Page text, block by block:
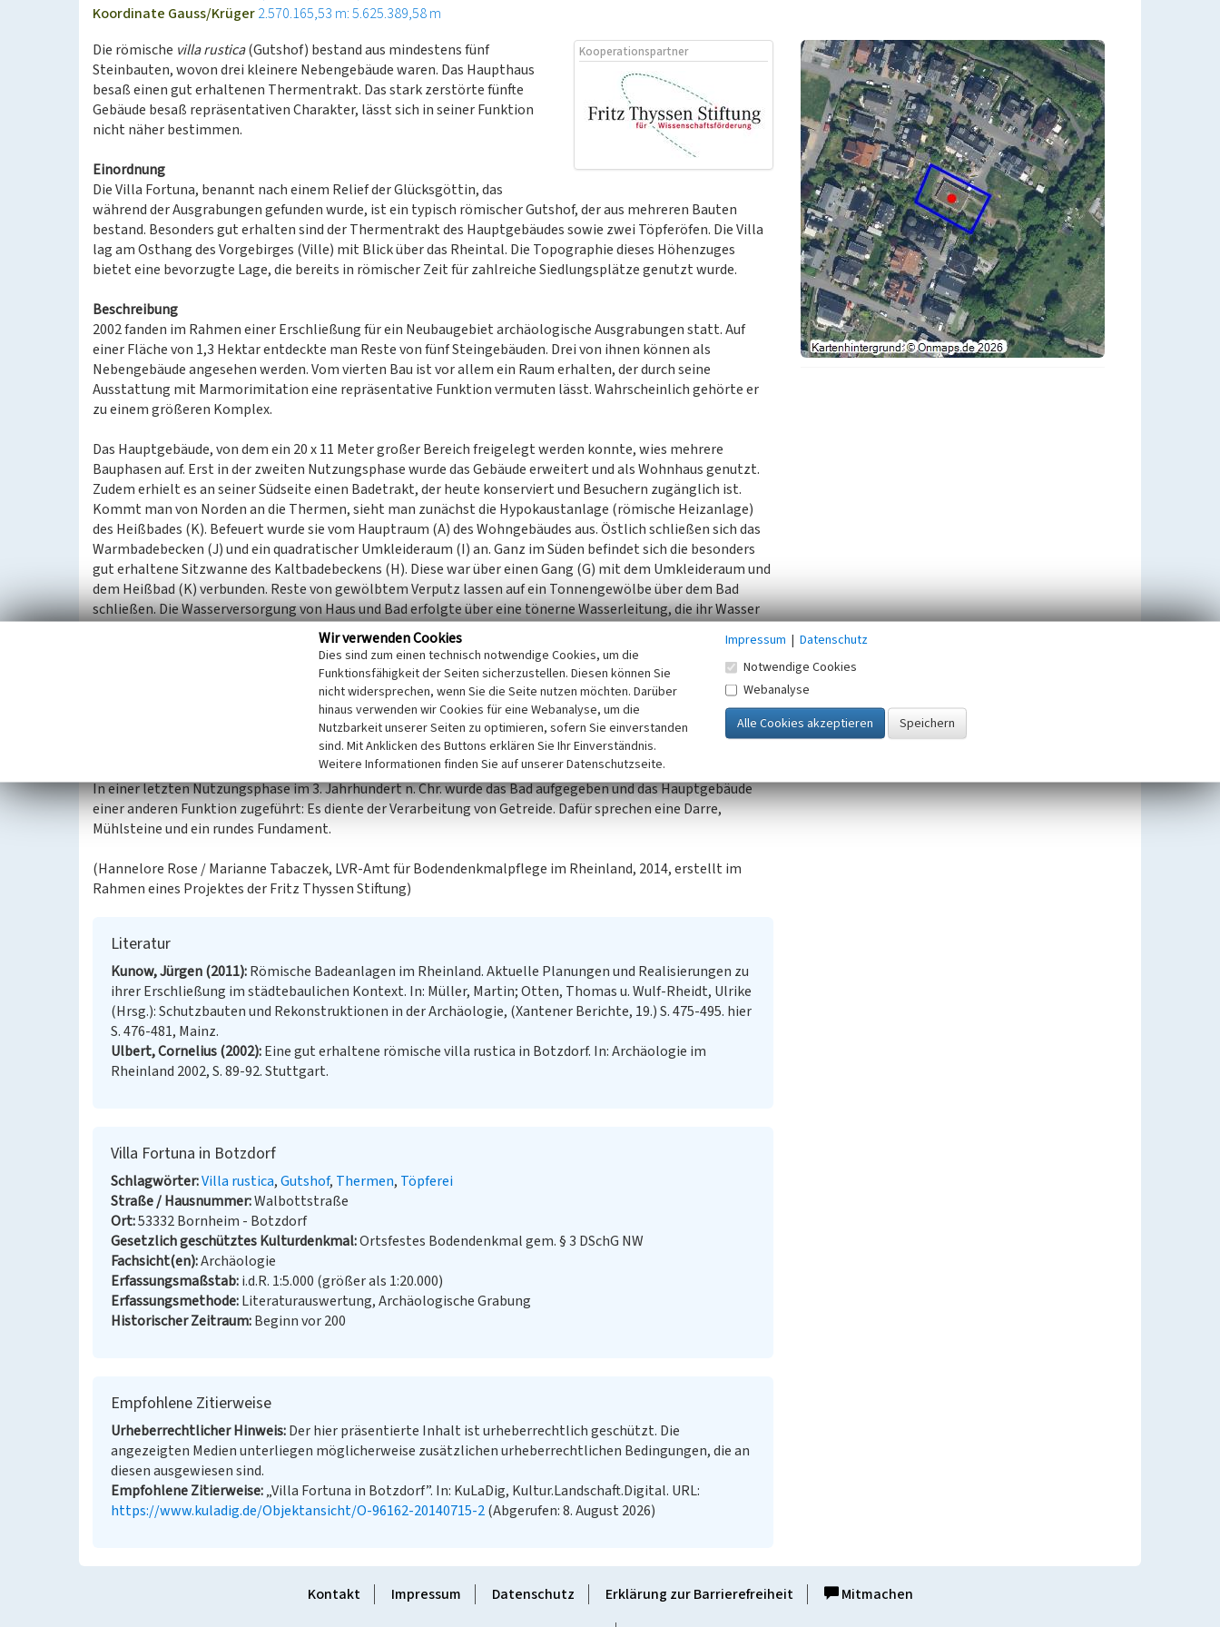
Koordinate Gauss/Krüger2.570.165,53 m: 5.625.389,58 m
Kooperationspartner
Die römische villa rustica(Gutshof) bestand aus mindestens fünf
Steinbauten, wovon drei kleinere Nebengebäude waren. Das Haupthaus
besaß einen gut erhaltenen Thermentrakt. Das stark zerstörte fünfte
Gebäude besaß repräsentativen Charakter, lässt sich in seiner Funktion
nicht näher bestimmen.
Einordnung
Die Villa Fortuna, benannt nach einem Relief der Glücksgöttin, das
während der Ausgrabungen gefunden wurde, ist ein typisch römischer Gutshof, der aus mehreren Bauten
bestand. Besonders gut erhalten sind der Thermentrakt des Hauptgebäudes sowie zwei Töpferöfen. Die Villa
lag am Osthang des Vorgebirges (Ville) mit Blick über das Rheintal. Die Topographie dieses Höhenzuges
bietet eine bevorzugte Lage, die bereits in römischer Zeit für zahlreiche Siedlungsplätze genutzt wurde.
Beschreibung
2002 fanden im Rahmen einer Erschließung für ein Neubaugebiet archäologische Ausgrabungen statt. Auf
einer Fläche von 1,3 Hektar entdeckte man Reste von fünf Steingebäuden. Drei von ihnen können als
Nebengebäude angesehen werden. Vom vierten Bau ist vor allem ein Raum erhalten, der durch seine
Ausstattung mit Marmorimitation eine repräsentative Funktion vermuten lässt. Wahrscheinlich gehörte er
zu einem größeren Komplex.
Das Hauptgebäude, von dem ein 20 x 11 Meter großer Bereich freigelegt werden konnte, wies mehrere
Bauphasen auf. Erst in der zweiten Nutzungsphase wurde das Gebäude erweitert und als Wohnhaus genutzt.
Zudem erhielt es an seiner Südseite einen Badetrakt, der heute konserviert und Besuchern zugänglich ist.
Kommt man von Norden an die Thermen, sieht man zunächst die Hypokaustanlage (römische Heizanlage)
des Heißbades (K). Befeuert wurde sie vom Hauptraum (A) des Wohngebäudes aus. Östlich schließen sich das
Warmbadebecken (J) und ein quadratischer Umkleideraum (I) an. Ganz im Süden befindet sich die besonders
gut erhaltene Sitzwanne des Kaltbadebeckens (H). Diese war über einen Gang (G) mit dem Umkleideraum und
dem Heißbad (K) verbunden. Reste von gewölbtem Verputz lassen auf ein Tonnengewölbe über dem Bad
schließen. Die Wasserversorgung von Haus und Bad erfolgte über eine tönerne Wasserleitung, die ihr Wasser
von oberhalb am Hang gelegenen Quellen bezog.
In einem kleinen Raum (C) des Wohngebäudes befand sich ein Regal mit Geschirr, das bei einem Brand
umstürzte. Sein Inhalt, darunter Schüsseln, Teller, Becher, Schalen, eine Reibschale, Töpfe, Vorratsgefäße,
Steinmörser und Eisenmeißel, konnte vollständig geborgen werden. Ein 40 Zentimeter hohes Sandsteinrelief,
das den Oberkörper der Glücksgöttin Fortuna mit Füllhorn zeigt, wurde ebenfalls in dem Versturz gefunden.
Die Keramik lässt sich in die Zeit zwischen 190 und 200 n. Chr. einordnen und bietet somit einen Anhaltspunkt
für die Datierung dieser Nutzungsphase.
In einer letzten Nutzungsphase im 3. Jahrhundert n. Chr. wurde das Bad aufgegeben und das Hauptgebäude
einer anderen Funktion zugeführt: Es diente der Verarbeitung von Getreide. Dafür sprechen eine Darre,
Mühlsteine und ein rundes Fundament.
(Hannelore Rose / Marianne Tabaczek, LVR-Amt für Bodendenkmalpflege im Rheinland, 2014, erstellt im
Rahmen eines Projektes der Fritz Thyssen Stiftung)
Literatur
Kunow, Jürgen (2011) Römische Badeanlagen im Rheinland. Aktuelle Planungen und Realisierungen zu
ihrer Erschließung im städtebaulichen Kontext. In: Müller, Martin; Otten, Thomas u. Wulf-Rheidt, Ulrike
(Hrsg.): Schutzbauten und Rekonstruktionen in der Archäologie, (Xantener Berichte, 19.) S. 475-495. hier
S. 476-481, Mainz.
Ulbert, Cornelius (2002) Eine gut erhaltene römische villa rustica in Botzdorf. In: Archäologie im
Rheinland 2002, S. 89-92. Stuttgart.
Villa Fortuna in Botzdorf
Schlagwörter Villa rustica Gutshof Thermen Töpferei
Straße / Hausnummer Walbottstraße
Ort 53332 Bornheim - Botzdorf
Gesetzlich geschütztes Kulturdenkmal Ortsfestes Bodendenkmal gem. § 3 DSchG NW
Fachsicht(en) Archäologie
Erfassungsmaßstab i.d.R. 1:5.000 (größer als 1:20.000)
Erfassungsmethode Literaturauswertung, Archäologische Grabung
Historischer Zeitraum Beginn vor 200
Empfohlene Zitierweise
Urheberrechtlicher Hinweis Der hier präsentierte Inhalt ist urheberrechtlich geschützt. Die
angezeigten Medien unterliegen möglicherweise zusätzlichen urheberrechtlichen Bedingungen, die an
diesen ausgewiesen sind.
Empfohlene Zitierweise „Villa Fortuna in Botzdorf”. In: KuLaDig, Kultur.Landschaft.Digital. URL:
https://www.kuladig.de/Objektansicht/O-96162-20140715-2(Abgerufen: 8. August 2026)
Kontakt Impressum Datenschutz Erklärung zur Barrierefreiheit
Mitmachen
Wir verwenden Cookies
Dies sind zum einen technisch notwendige Cookies, um die
Funktionsfähigkeit der Seiten sicherzustellen. Diesen können Sie
nicht widersprechen, wenn Sie die Seite nutzen möchten. Darüber
hinaus verwenden wir Cookies für eine Webanalyse, um die
Nutzbarkeit unserer Seiten zu optimieren, sofern Sie einverstanden
sind. Mit Anklicken des Buttons erklären Sie Ihr Einverständnis.
Weitere Informationen finden Sie auf unserer Datenschutzseite.
Impressum | Datenschutz
Notwendige Cookies
Webanalyse